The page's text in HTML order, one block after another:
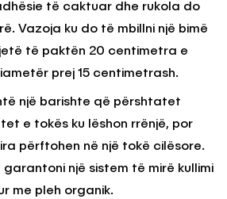
të caktuar dhe rukola do
Vazoja ku do të mbillni një bimë
të paktën 20 centimetra e
prej 15 centimetrash.
një barishte që përshtatet
e tokës ku lëshon rrënjë, por
përftohen në një tokë cilësore.
një sistem të mirë kullimi
me pleh organik.